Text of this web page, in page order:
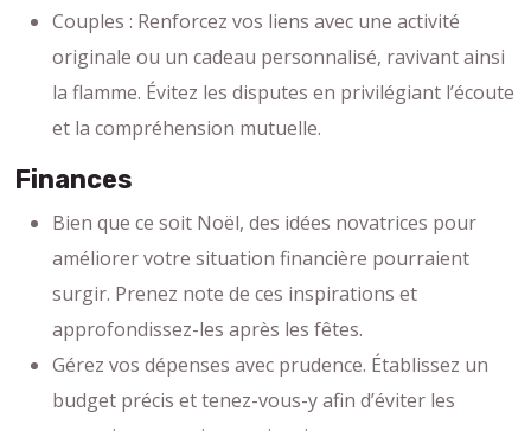
Couples : Renforcez vos liens avec une activité
originale ou un cadeau personnalisé, ravivant ainsi
la flamme. Évitez les disputes en privilégiant l’écoute
et la compréhension mutuelle.
Finances
Bien que ce soit Noël, des idées novatrices pour
améliorer votre situation financière pourraient
surgir. Prenez note de ces inspirations et
approfondissez-les après les fêtes.
Gérez vos dépenses avec prudence. Établissez un
budget précis et tenez-vous-y afin d’éviter les